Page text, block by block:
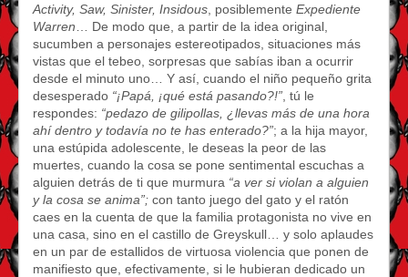
Activity, Saw, Sinister, Insidous , posiblemente Expediente
Warren … De modo que, a partir de la idea original,
sucumben a personajes estereotipados, situaciones más
vistas que el tebeo, sorpresas que sabías iban a ocurrir
desde el minuto uno… Y así, cuando el niño pequeño grita
desesperado “¡Papá, ¡qué está pasando?!” , tú le
respondes: “pedazo de gilipollas, ¿llevas más de una hora
ahí dentro y todavía no te has enterado?”; a la hija mayor,
una estúpida adolescente, le deseas la peor de las
muertes, cuando la cosa se pone sentimental escuchas a
alguien detrás de ti que murmura “a ver si violan a alguien
y la cosa se anima”; con tanto juego del gato y el ratón
caes en la cuenta de que la familia protagonista no vive en
una casa, sino en el castillo de Greyskull… y solo aplaudes
en un par de estallidos de virtuosa violencia que ponen de
manifiesto que, efectivamente, si le hubieran dedicado un